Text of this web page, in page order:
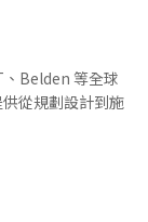
Belden 等全球
從規劃設計到施